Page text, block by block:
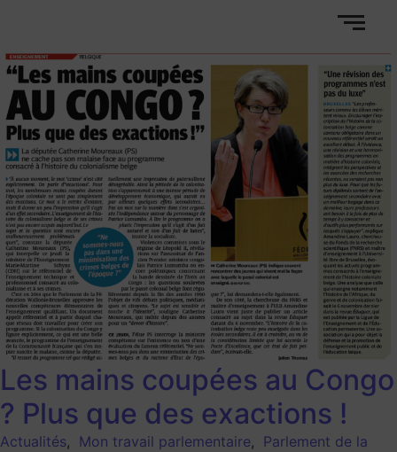
Les mains coupées au Congo
? Plus que des exactions !
Actualités, Mon travail parlementaire, Parlement de la